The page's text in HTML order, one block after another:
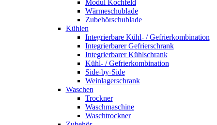
Modul Kochfeld
Wärmeschublade
Zubehörschublade
Kühlen
Integrierbare Kühl- / Gefrierkombination
Integrierbarer Gefrierschrank
Integrierbarer Kühlschrank
Kühl- / Gefrierkombination
Side-by-Side
Weinlagerschrank
Waschen
Trockner
Waschmaschine
Waschtrockner